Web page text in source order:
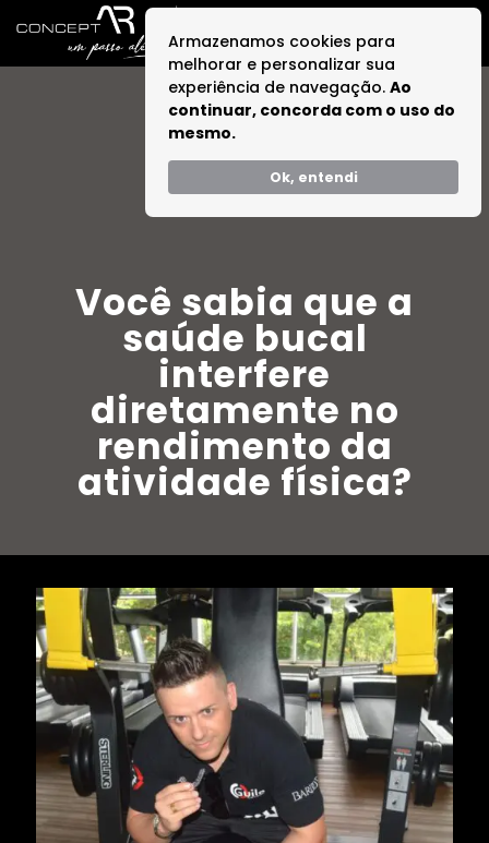
Armazenamos cookies para
melhorar e personalizar sua
experiência de navegação. Ao
continuar, concorda com o uso do
mesmo.
Ok, entendi
Você sabia que a
saúde bucal
interfere
diretamente no
rendimento da
atividade física?